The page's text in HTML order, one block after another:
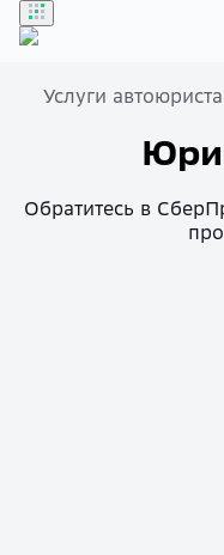
Услуги автоюриста
Обратитесь в